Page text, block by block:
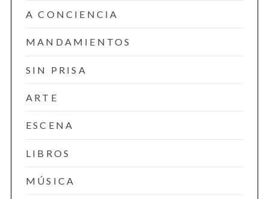
A CONCIENCIA
MANDAMIENTOS
SIN PRISA
ARTE
ESCENA
LIBROS
MÚSICA